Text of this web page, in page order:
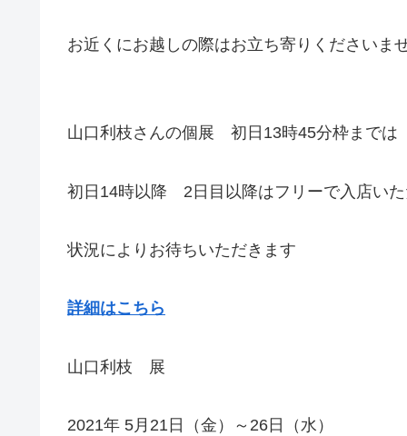
お近くにお越しの際はお立ち寄りくださいま
山口利枝さんの個展 初日13時45分枠まで
初日14時以降 2日目以降はフリーで入店い
状況によりお待ちいただきます
詳細はこちら
山口利枝 展
2021年 5月21日（金）～26日（水）